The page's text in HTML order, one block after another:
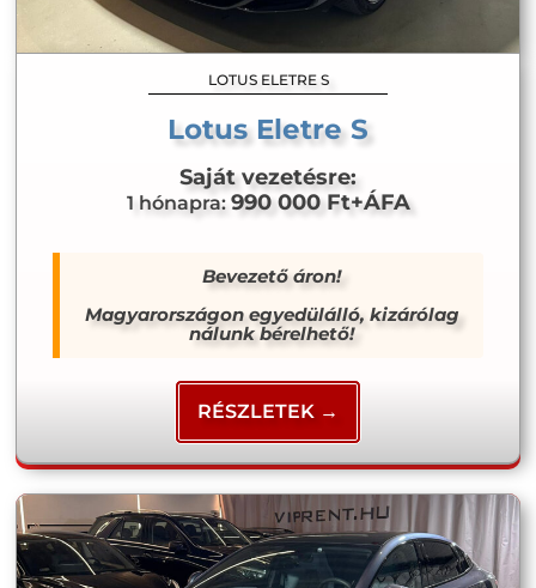
LOTUS ELETRE S
Lotus Eletre S
Saját vezetésre:
1 hónapra: 990 000 Ft+ÁFA
Bevezető áron!
Magyarországon egyedülálló, kizárólag
nálunk bérelhető!
RÉSZLETEK →